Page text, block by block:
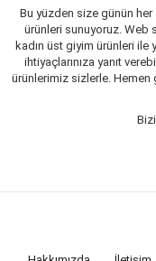
Bu yüzden size günün
ürünleri sunuyoruz. Web
kadın üst giyim ürünleri ile
ihtiyaçlarınıza yanıt
ürünlerimiz sizlerle.